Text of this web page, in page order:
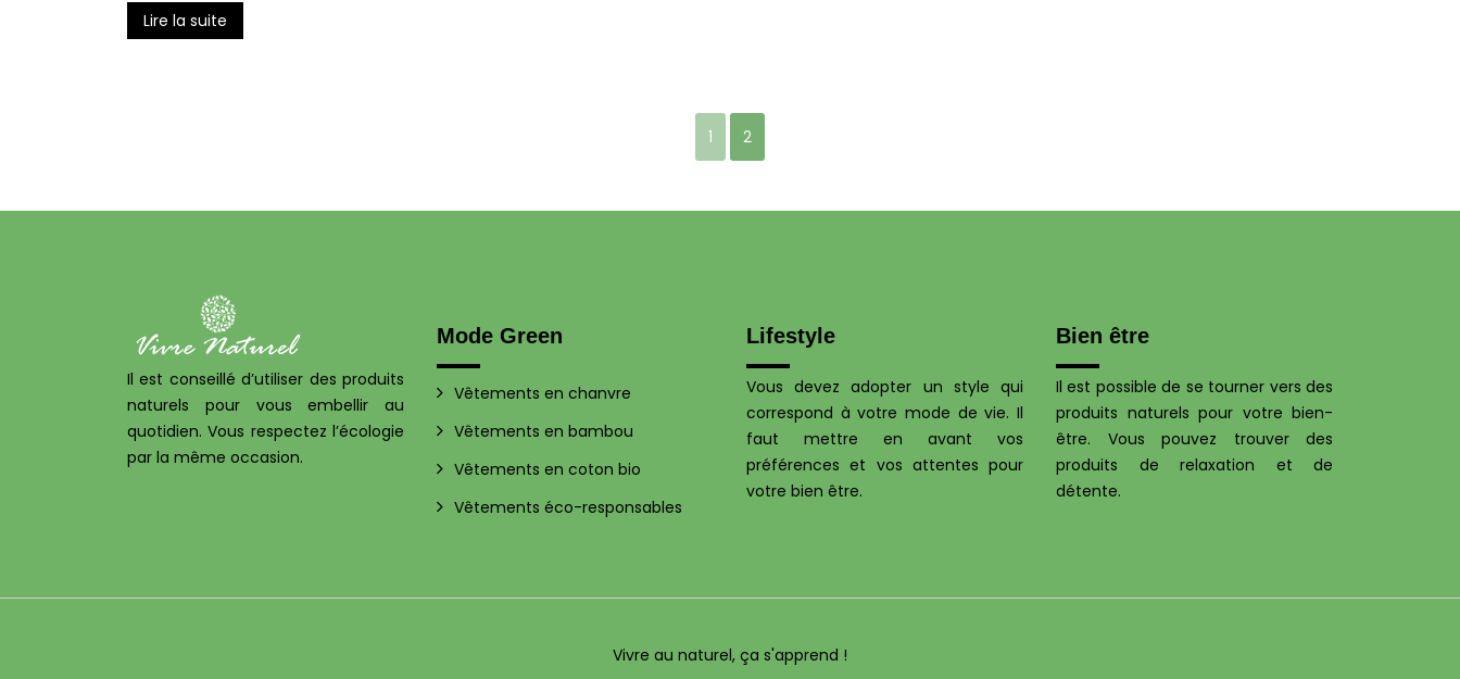
Lire la suite
1 2
Il est conseillé d’utiliser des produits
naturels pour vous embellir au
quotidien. Vous respectez l’écologie
par la même occasion.
Mode Green
Vêtements en chanvre
Vêtements en bambou
Vêtements en coton bio
Vêtements éco-responsables
Lifestyle
Vous devez adopter un style qui
correspond à votre mode de vie. Il
faut mettre en avant vos
préférences et vos attentes pour
votre bien être.
Bien être
Il est possible de se tourner vers des
produits naturels pour votre bien-
être. Vous pouvez trouver des
produits de relaxation et de
détente.
Vivre au naturel, ça s'apprend !